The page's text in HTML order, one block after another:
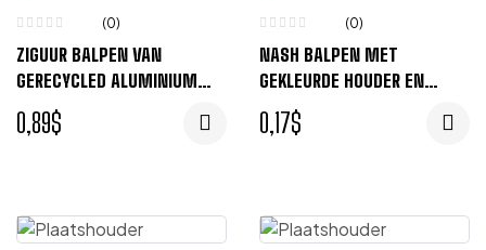
(0)
ZIGUUR BALPEN VAN
GERECYCLED ALUMINIUM
(ZWARTE INKT) – BLAUW
0,89$
(0)
NASH BALPEN MET
GEKLEURDE HOUDER EN
ZWARTE GRIP (ZWARTE
INKT) – ROOD, ZWART
0,17$